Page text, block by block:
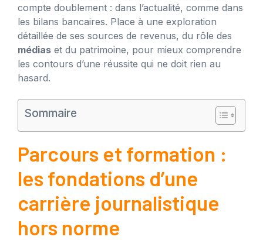
compte doublement : dans l’actualité, comme dans
les bilans bancaires. Place à une exploration
détaillée de ses sources de revenus, du rôle des
médias et du patrimoine, pour mieux comprendre
les contours d’une réussite qui ne doit rien au
hasard.
Sommaire
Parcours et formation :
les fondations d’une
carrière journalistique
hors norme